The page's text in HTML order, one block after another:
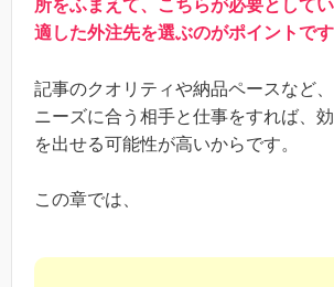
所をふまえて、こちらが必要として
適した外注先を選ぶのがポイントです
記事のクオリティや納品ペースなど
ニーズに合う相手と仕事をすれば、
を出せる可能性が高いからです。
この章では、